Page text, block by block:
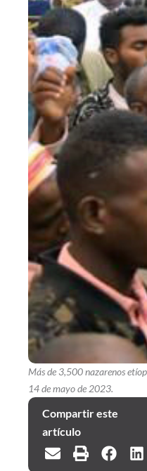
Más de 3,500 nazarenos
14 de mayo de 2023.
Compartir este
artículo